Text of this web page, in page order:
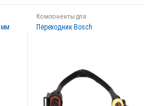
мм
Компоненты для
диагностических стендов
Переходник Bosch